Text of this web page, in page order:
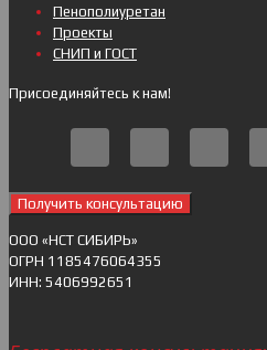
Пенополиуретан
Проекты
СНИП и ГОСТ
Присоединяйтесь к нам!
Получить консультацию
ОOO «НСТ СИБИРЬ»
ОГРН 1185476064355
ИНН: 5406992651